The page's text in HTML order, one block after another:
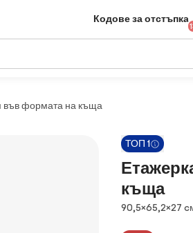
Кодове за отстъпка
във формата на къща
ТОП 1
къща
Размери
90,5×65,2×27